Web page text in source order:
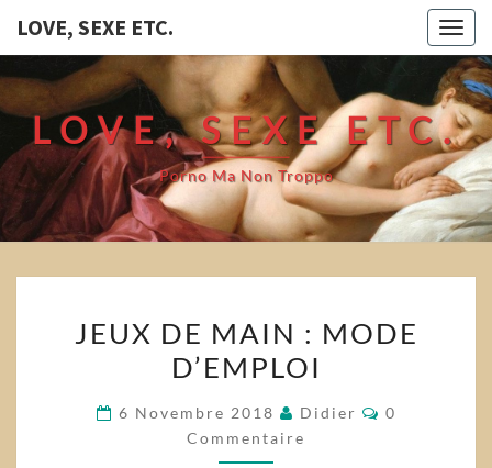
LOVE, SEXE ETC.
LOVE, SEXE ETC.
Porno Ma Non Troppo
DE
MAIN
MODE
D’EMPLOI
JEUX DE MAIN : MODE
D’EMPLOI
6 Novembre 2018 Didier
0
Commentaire